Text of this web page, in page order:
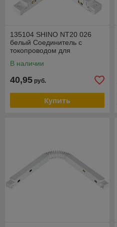
135104 SHINO NT20 026
белый Соединитель с
токопроводом для
FLUM
В наличии
40,95 руб.
Купить